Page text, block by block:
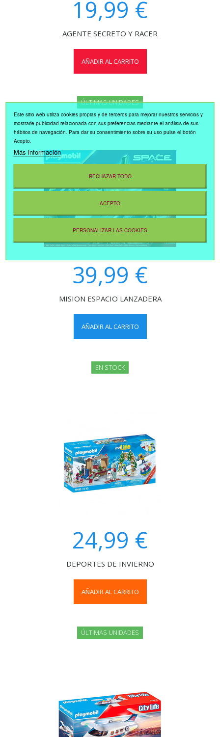
19,99 €
AGENTE SECRETO Y RACER
AÑADIR AL CARRITO
ÚLTIMAS UNIDADES
39,99 €
MISION ESPACIO LANZADERA
AÑADIR AL CARRITO
EN STOCK
24,99 €
DEPORTES DE INVIERNO
AÑADIR AL CARRITO
ÚLTIMAS UNIDADES
Este sitio web utiliza cookies propias y de terceros para mejorar nuestros servicios y
mostrarle publicidad relacionada con sus preferencias mediante el análisis de sus
hábitos de navegación. Para dar su consentimiento sobre su uso pulse el botón
Acepto.
Más información
RECHAZAR TODO
ACEPTO
PERSONALIZAR LAS COOKIES